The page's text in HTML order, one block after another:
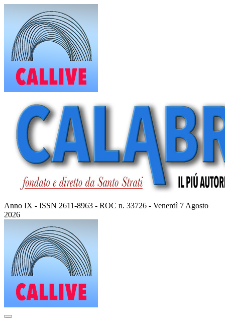
contenuto
Anno IX - ISSN 2611-8963 - ROC n. 33726 - Venerdì 7 Agosto
2026